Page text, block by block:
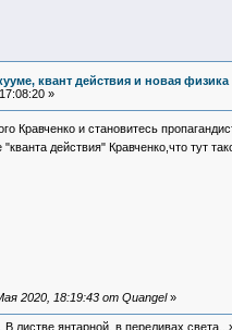
квант действия и новая физика
»
Кравченко и становитесь
действия" Кравченко,что тут
2020, 18:19:43 от Quangel»
листве янтарной, в переливах